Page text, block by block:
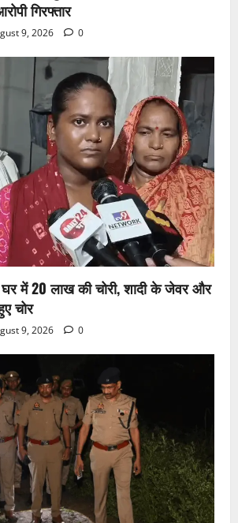
गिरफ्तार
9, 2026 0
में 20 लाख की चोरी, शादी के जेवर और
चोर
9, 2026 0